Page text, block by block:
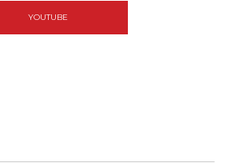
YOUTUBE